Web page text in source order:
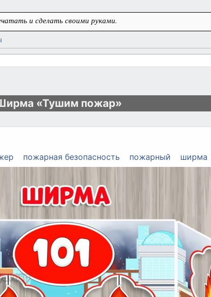
и сделать своими руками.
«Тушим пожар»
пожарная безопасность пожарный ширма